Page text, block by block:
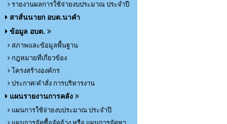
รายงานผลการใช้จ่ายงบประมาณ ประจำปี
สาส์นนายก อบต.นาคำ
ข้อมูล อบต.
สภาพและข้อมูลพื้นฐาน
กฎหมายที่เกี่ยวข้อง
โครงสร้างองค์กร
ประกาศ/คำสั่ง การบริหารงาน
แผนรายงานการคลัง
แผนการใช้จ่ายงบประมาณ ประจำปี